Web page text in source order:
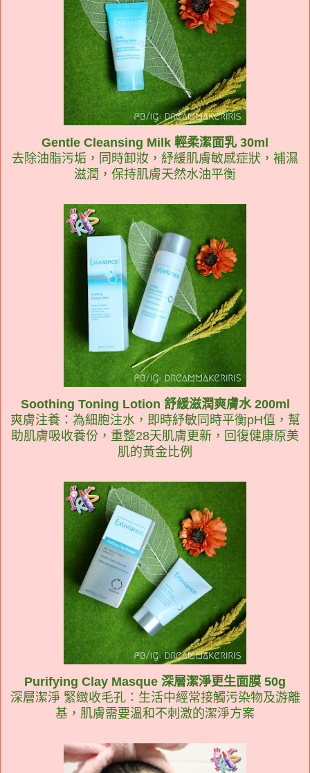
Gentle Cleansing Milk 輕柔潔面乳 30ml
去除油脂污垢，同時卸妝，紓緩肌膚敏感症狀，補濕
滋潤，保持肌膚天然水油平衡
Soothing Toning Lotion 舒緩滋潤爽膚水 200ml
爽膚注養：為細胞注水，即時紓敏同時平衡pH值，幫
助肌膚吸收養份，重整28天肌膚更新，回復健康原美
肌的黃金比例
Purifying Clay Masque 深層潔淨更生面膜 50g
深層潔淨 緊緻收毛孔：生活中經常接觸污染物及游離
基，肌膚需要溫和不刺激的潔淨方案